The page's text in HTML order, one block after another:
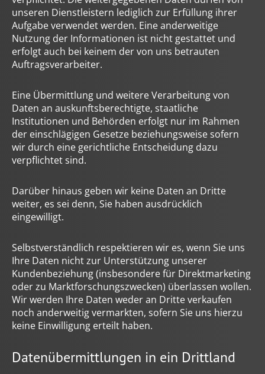
unseren Dienstleistern lediglich zur Erfüllung ihrer
Aufgabe verwendet werden. Eine anderweitige
Nutzung der Informationen ist nicht gestattet und
erfolgt auch bei keinem der von uns betrauten
Auftragsverarbeiter.
Eine Übermittlung und weitere Verarbeitung von
Daten an auskunftsberechtigte, staatliche
Institutionen und Behörden erfolgt nur im Rahmen
der einschlägigen Gesetze beziehungsweise sofern
wir durch eine gerichtliche Entscheidung dazu
verpflichtet sind.
Darüber hinaus geben wir keine Daten an Dritte
weiter, es sei denn, Sie haben ausdrücklich
eingewilligt.
Selbstverständlich respektieren wir es, wenn Sie uns
Ihre Daten nicht zur Unterstützung unserer
Kundenbeziehung (insbesondere für Direktmarketing
oder zu Marktforschungszwecken) überlassen wollen.
Wir werden Ihre Daten weder an Dritte verkaufen
noch anderweitig vermarkten, sofern Sie uns hierzu
keine Einwilligung erteilt haben.
Datenübermittlungen in ein Drittland